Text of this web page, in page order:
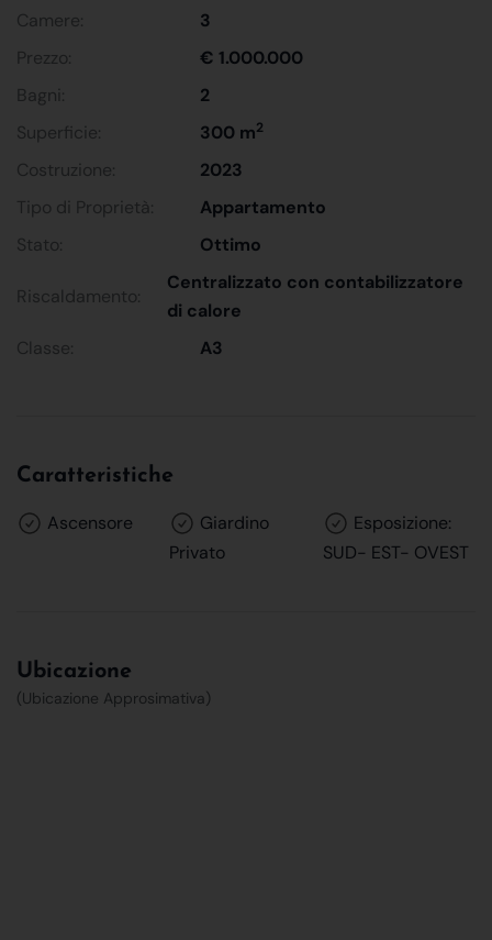
Camere:
3
Prezzo:
€ 1.000.000
Bagni:
2
Superficie:
300 m2
Costruzione:
2023
Tipo di Proprietà:
Appartamento
Stato:
Ottimo
Riscaldamento:
Centralizzato con contabilizzatore
di calore
Classe:
A3
Caratteristiche
Ascensore
Giardino
Privato
Esposizione:
SUD- EST- OVEST
Ubicazione
(Ubicazione Approsimativa)